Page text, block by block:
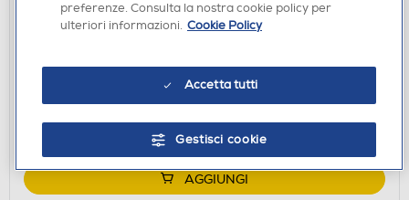
LAVATRICI STANDARD
HOOVER - Lavatrice H3W 47SBL8H-S 7Kg Classe
Ritiro in negozio in 30' gratuito:verifica
AGGIUNGI
preferenze. Consulta la nostra cookie policy per
ulteriori informazioni. Cookie Policy
Accetta tutti
Gestisci cookie